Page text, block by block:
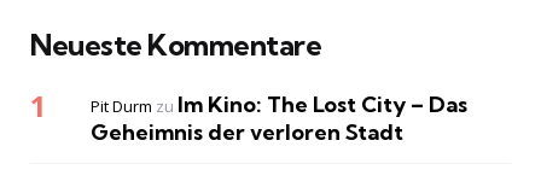
Neueste Kommentare
Pit Durm zu Im Kino: The Lost City – Das
Geheimnis der verloren Stadt